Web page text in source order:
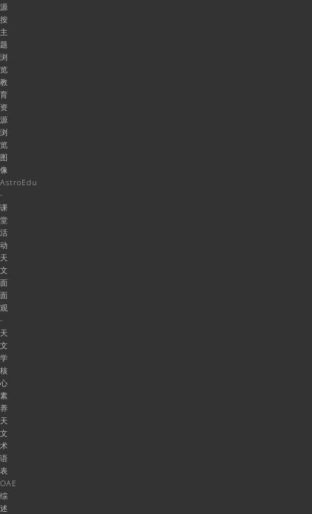
源
按
主
题
浏
览
教
育
资
源
浏
览
图
像
AstroEdu
-
课
堂
活
动
天
文
面
面
观
-
天
文
学
核
心
素
养
天
文
术
语
表
OAE
综
述